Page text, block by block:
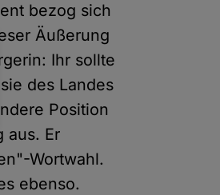
bezog sich
Äußerung
Ihr sollte
des Landes
Position
aus. Er
Wortwahl.
ebenso.